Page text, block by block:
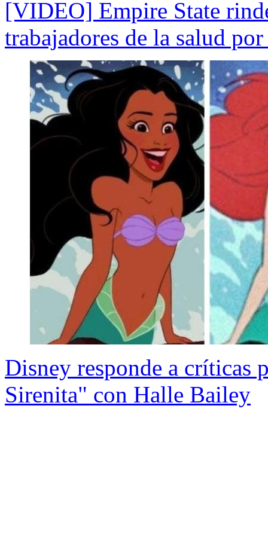
[VIDEO] Empire State
trabajadores de la salud
Disney responde a críticas
Sirenita" con Halle Bailey